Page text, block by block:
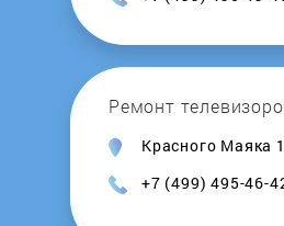
Samtron
Schaub
Schlosser
Ремонт
Красного Маяка
+7 (499) 495-46-